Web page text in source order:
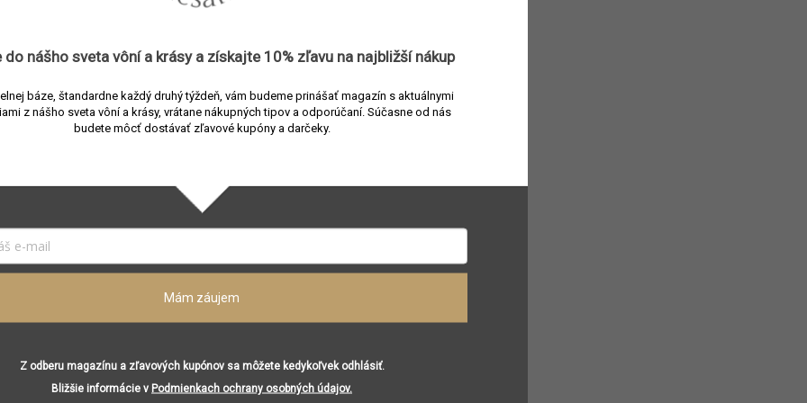
Promeneuse aróma
/ difuzér vôní • zelené
mosadz/sklo
190 €
Aróma lampa •
do nášho sveta vôní a krásy a získajte 10% zľavu na najbližší nákup
báze, štandardne každý druhý týždeň, vám budeme prinášať magazín s aktuálnymi
z nášho sveta vôní a krásy, vrátane nákupných tipov a odporúčaní. Súčasne od nás
budete môcť dostávať zľavové kupóny a darčeky.
Mám záujem
Z odberu magazínu a zľavových kupónov sa môžete kedykoľvek odhlásiť.
Bližšie informácie v Podmienkach ochrany osobných údajov.